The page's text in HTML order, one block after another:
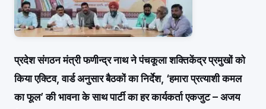
प्रदेश संगठन मंत्री फणीन्द्र नाथ ने पंचकूला शक्तिकेंद्र प्रमुखों को
किया एक्टिव, वार्ड अनुसार बैठकों का निर्देश, ‘हमारा प्रत्याशी कमल
का फूल’ की भावना के साथ पार्टी का हर कार्यकर्ता एकजुट – अजय